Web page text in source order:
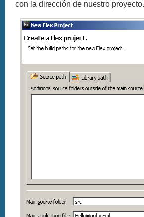
con la dirección de nuestro proyecto.